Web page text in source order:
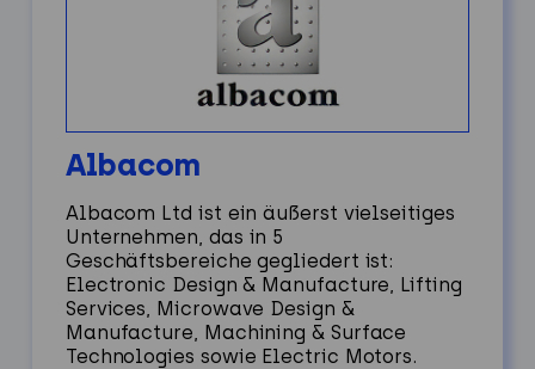
Albacom
Albacom Ltd ist ein äußerst vielseitiges
Unternehmen, das in 5
Geschäftsbereiche gegliedert ist:
Electronic Design & Manufacture, Lifting
Services, Microwave Design &
Manufacture, Machining & Surface
Technologies sowie Electric Motors.